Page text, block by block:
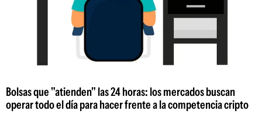
Bolsas que "atienden" las 24 horas: los mercados buscan
operar todo el día para hacer frente a la competencia cripto